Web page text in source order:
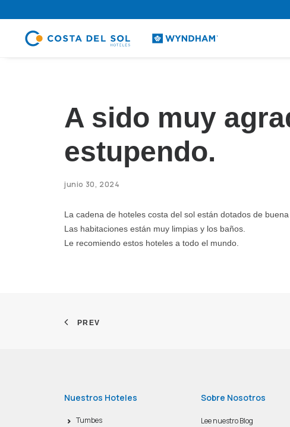
A sido muy
estupendo.
junio 30, 2024
La cadena de hoteles costa del sol están dotados de
Las habitaciones están muy limpias y los baños.
Le recomiendo estos hoteles a todo el mundo.
PREV
Nuestros Hoteles
Tumbes
Sobre Nosotros
Lee nuestro Blog